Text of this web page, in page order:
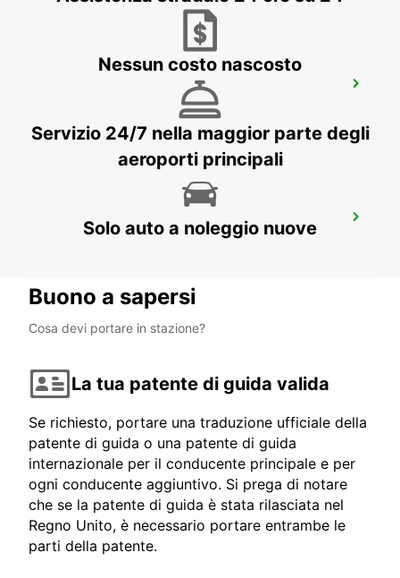
AARHUS AEROPORTO
Nessun costo nascosto
Servizio 24/7 nella maggior parte degli
aeroporti principali
Solo auto a noleggio nuove
Buono a sapersi
Cosa devi portare in stazione?
La tua patente di guida valida
Se richiesto, portare una traduzione ufficiale della
patente di guida o una patente di guida
internazionale per il conducente principale e per
ogni conducente aggiuntivo. Si prega di notare
che se la patente di guida è stata rilasciata nel
Regno Unito, è necessario portare entrambe le
parti della patente.